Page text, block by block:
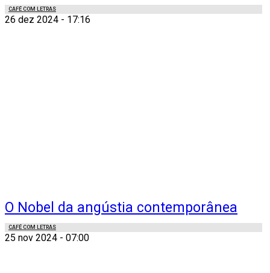
CAFÉ COM LETRAS
26 dez 2024 - 17:16
O Nobel da angústia contemporânea
CAFÉ COM LETRAS
25 nov 2024 - 07:00